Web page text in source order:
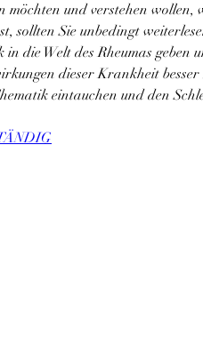
und verstehen wollen,
sollten Sie unbedingt
in die Welt des Rheumas geben
dieser Krankheit besser
eintauchen und den